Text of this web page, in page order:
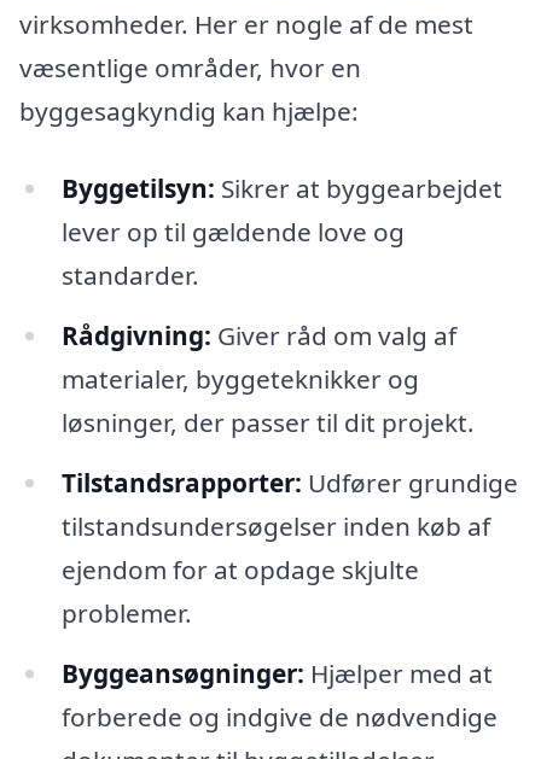
virksomheder. Her er nogle af de mest
væsentlige områder, hvor en
byggesagkyndig kan hjælpe:
Byggetilsyn: Sikrer at byggearbejdet
lever op til gældende love og
standarder.
Rådgivning: Giver råd om valg af
materialer, byggeteknikker og
løsninger, der passer til dit projekt.
Tilstandsrapporter: Udfører grundige
tilstandsundersøgelser inden køb af
ejendom for at opdage skjulte
problemer.
Byggeansøgninger: Hjælper med at
forberede og indgive de nødvendige